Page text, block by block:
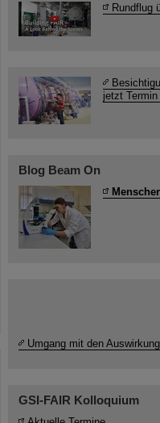
Rundflug
jetzt
Blog Beam On
Umgang mit den
GSI-FAIR Kolloquium